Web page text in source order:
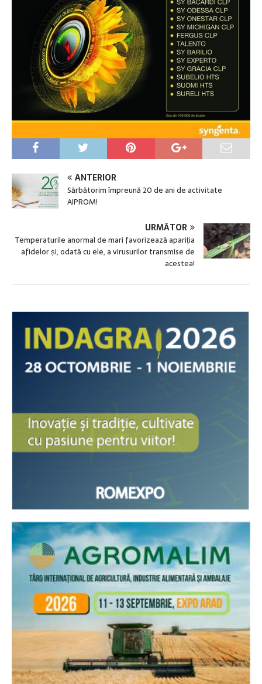
ANTERIOR
Sărbătorim împreună 20 de ani de activitate
AIPROM!
URMĂTOR
Temperaturile anormal de mari favorizează apariția
afidelor și, odată cu ele, a virusurilor transmise de
acestea!